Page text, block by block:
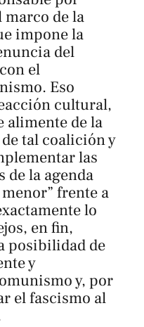
de la
impone la
del
el
Eso
cultural,
alimente de la
tal coalición y
las
la agenda
frente a
lo
en fin,
posibilidad de
y
y, por
el fascismo al